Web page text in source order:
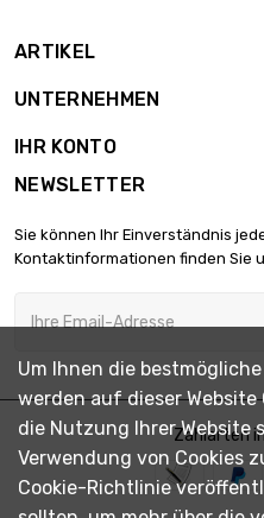
ARTIKEL
UNTERNEHMEN
IHR KONTO
NEWSLETTER
Sie können Ihr Einverständnis
Kontaktinformationen finden Sie
Zahlarten
Um Ihnen die
werden auf dieser
die Nutzung Ihrer Website
Verwendung von Cookies
Cookie-Richtlinie